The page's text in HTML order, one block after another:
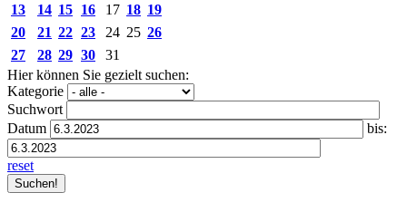
13
14 15 16 17 18 19
20
21 22 23 24 25 26
27
28 29 30
31
Hier können Sie gezielt suchen:
Kategorie
Suchwort
Datum
bis:
reset